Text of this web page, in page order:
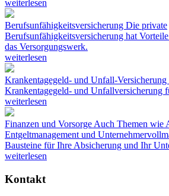
weiterlesen
Berufsunfähigkeitsversicherung Die private
Berufsunfähigkeitsversicherung hat
das Versorgungswerk.
weiterlesen
Krankentagegeld- und Unfall-Versicherung
Krankentagegeld- und Unfallversicherung
weiterlesen
Finanzen und Vorsorge Auch Themen wie
Entgeltmanagement und
Bausteine für Ihre Absicherung und Ihr
weiterlesen
Kontakt